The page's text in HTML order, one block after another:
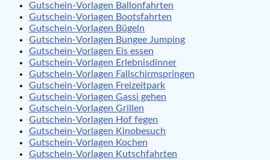
Gutschein-Vorlagen Ballonfahrten
Gutschein-Vorlagen Bootsfahrten
Gutschein-Vorlagen Bügeln
Gutschein-Vorlagen Bungee Jumping
Gutschein-Vorlagen Eis essen
Gutschein-Vorlagen Erlebnisdinner
Gutschein-Vorlagen Fallschirmspringen
Gutschein-Vorlagen Freizeitpark
Gutschein-Vorlagen Gassi gehen
Gutschein-Vorlagen Grillen
Gutschein-Vorlagen Hof fegen
Gutschein-Vorlagen Kinobesuch
Gutschein-Vorlagen Kochen
Gutschein-Vorlagen Kutschfahrten